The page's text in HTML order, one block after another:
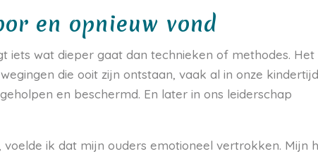
en opnieuw vond
iets wat dieper gaat dan technieken of methodes. Het
die ooit zijn ontstaan, vaak al in onze
en beschermd. En later in ons leiderschap
voelde ik dat mijn ouders emotioneel vertrokken. Mijn